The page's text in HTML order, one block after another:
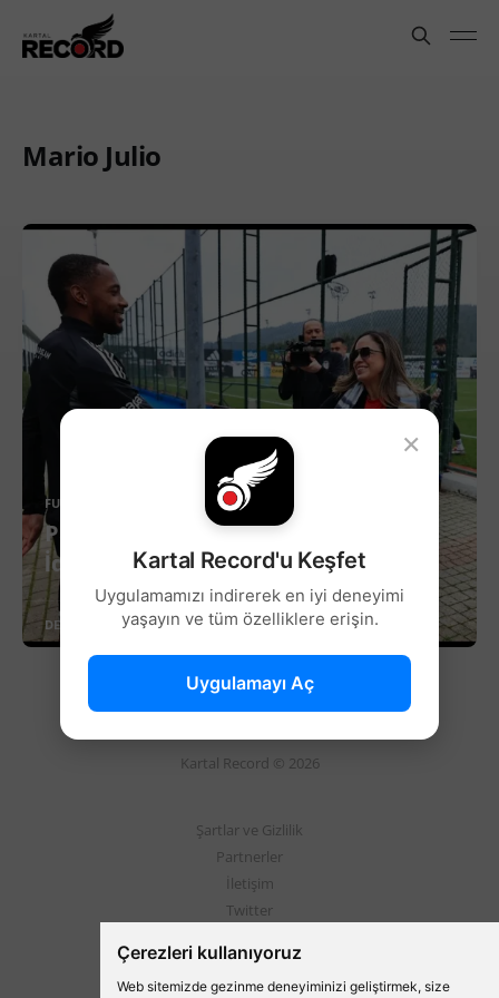
Çerezleri kullanıyoruz
Web sitemizde gezinme deneyiminizi geliştirmek, size
Mario Julio
FUTBOL
Panama Büyükelçisinden Beşiktaş
İdmanına Ziyaret!
DEVAMINI OKU
Kartal Record © 2026
Şartlar ve Gizlilik
Partnerler
İletişim
Twitter
×
Kartal Record'u Keşfet
Uygulamamızı indirerek en iyi deneyimi
yaşayın ve tüm özelliklere erişin.
Uygulamayı Aç